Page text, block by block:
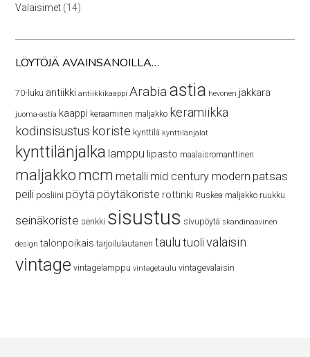
Valaisimet 1414
LÖYTÖJÄ AVAINSANOILLA…
70-luku antiikki antiikkikaappi Arabiaastia hevonen jakkara
juoma-astia kaappi keraaminen maljakko keramiikka
kodinsisustus koriste kynttilä kynttilänjalat
kynttilänjalka lamppu lipasto maalaisromanttinen
maljakko mcm metalli mid century modern patsas
peili posliini pöytä pöytäkoriste rottinki Ruskea maljakko ruukku
seinäkoriste senkki sisustus sivupöytä skandinaavinen
design talonpoikais tarjoilulautanen taulu tuolivalaisin
vintage vintagelamppu vintagetaulu vintagevalaisin